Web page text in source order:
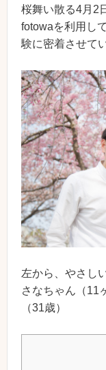
桜舞い散る4月2
fotowaを利用し
験に密着させて
左から、やさし
さなちゃん（11
（31歳）